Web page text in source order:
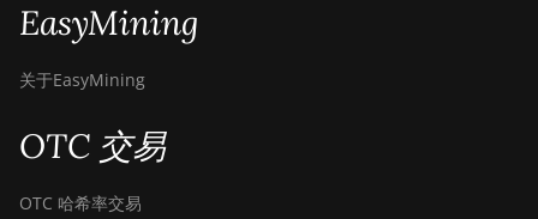
EasyMining
关于EasyMining
OTC 交易
OTC 哈希率交易